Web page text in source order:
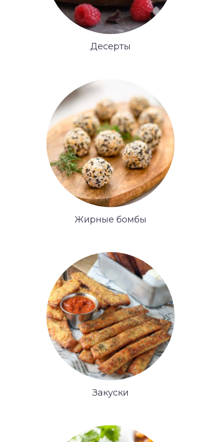
Десерты
Жирные бомбы
Закуски